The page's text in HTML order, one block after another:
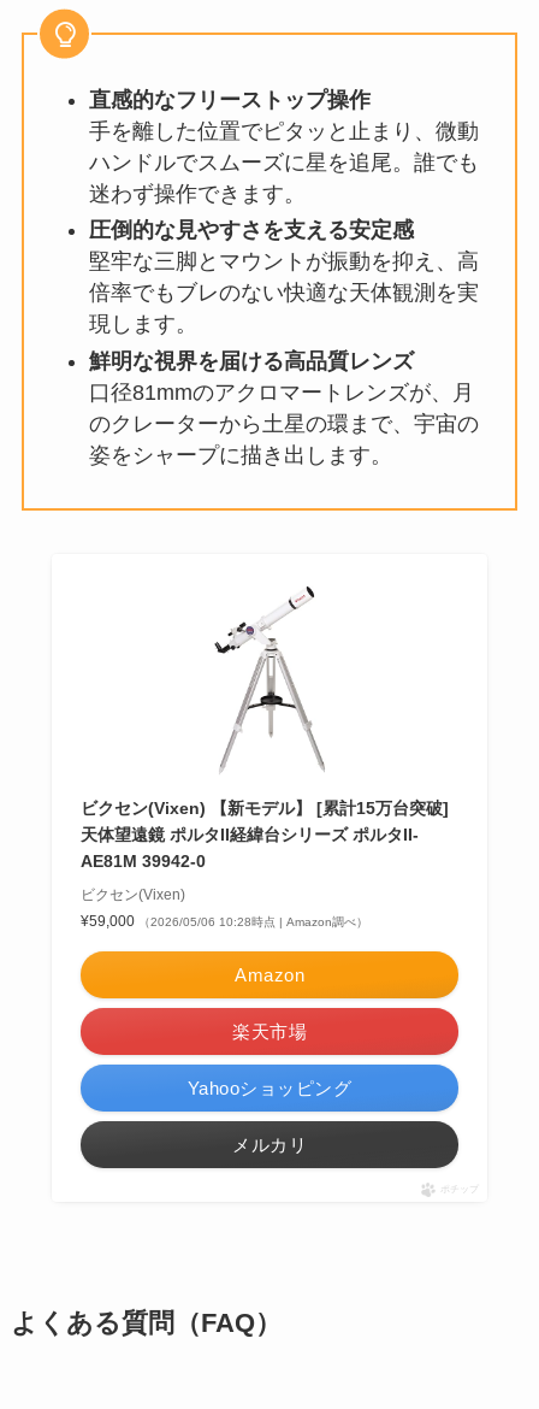
直感的なフリーストップ操作
手を離した位置でピタッと止まり、微動
ハンドルでスムーズに星を追尾。誰でも
迷わず操作できます。
圧倒的な見やすさを支える安定感
堅牢な三脚とマウントが振動を抑え、高
倍率でもブレのない快適な天体観測を実
現します。
鮮明な視界を届ける高品質レンズ
口径81mmのアクロマートレンズが、月
のクレーターから土星の環まで、宇宙の
姿をシャープに描き出します。
ビクセン(Vixen) 【新モデル】 [累計15万台突破]
天体望遠鏡 ポルタII経緯台シリーズ ポルタII-
AE81M 39942-0
ビクセン(Vixen)
¥59,000
（2026/05/06 10:28時点 | Amazon調べ）
Amazon
楽天市場
Yahooショッピング
メルカリ
ポチップ
よくある質問（FAQ）